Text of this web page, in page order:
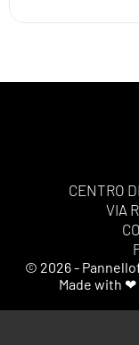
CENTRO
VIA
© 2026 -
Made with